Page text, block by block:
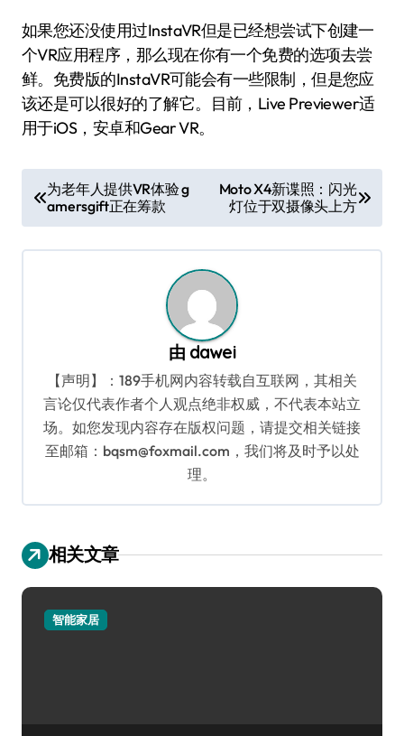
如果您还没使用过InstaVR但是已经想尝试下创建一
个VR应用程序，那么现在你有一个免费的选项去尝
鲜。免费版的InstaVR可能会有一些限制，但是您应
该还是可以很好的了解它。目前，Live Previewer适
用于iOS，安卓和Gear VR。
章
导
为老年人提供VR体验 g
amersgift正在筹款
Moto X4新谍照：闪光
灯位于双摄像头上方
由 dawei
【声明】：189手机网内容转载自互联网，其相关
言论仅代表作者个人观点绝非权威，不代表本站立
场。如您发现内容存在版权问题，请提交相关链接
至邮箱：bqsm@foxmail.com，我们将及时予以处
理。
相关文章
智能家居